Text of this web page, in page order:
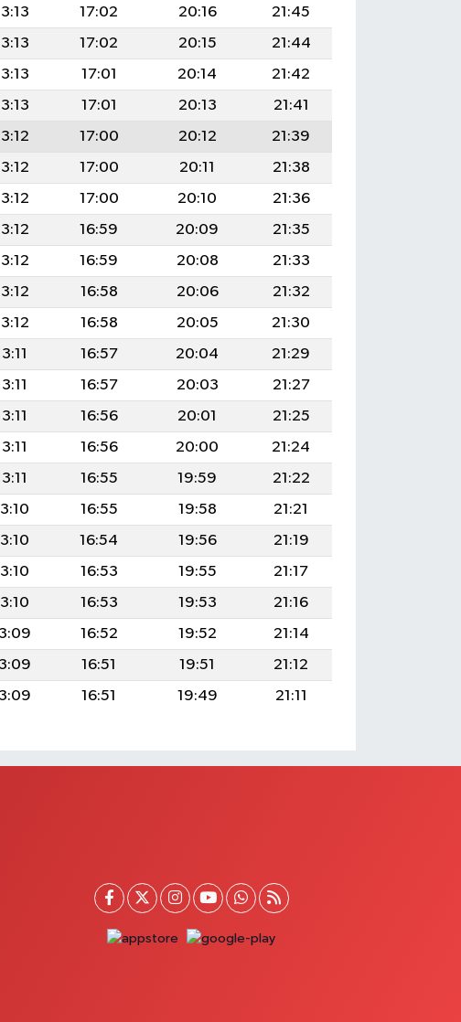
17:02 20:16
21:45
17:02 20:15
21:44
17:01 20:14
21:42
17:01 20:13
21:41
17:00 20:12
21:39
17:00 20:11
21:38
17:00 20:10
21:36
16:59 20:09
21:35
16:59 20:08
21:33
16:58 20:06
21:32
16:58 20:05
21:30
16:57 20:04
21:29
16:57 20:03
21:27
16:56 20:01
21:25
16:56 20:00
21:24
16:55 19:59
21:22
16:55 19:58
21:21
16:54 19:56
21:19
16:53 19:55
21:17
16:53 19:53
21:16
16:52 19:52
21:14
16:51 19:51
21:12
16:51 19:49 21:11